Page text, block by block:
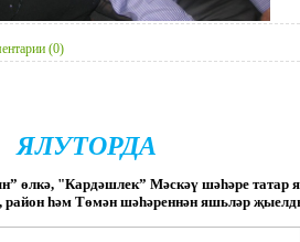
(0)
ЯЛУТОРДА
өлкә, "Кардәшлек” Мәскәү шәһәре татар
район һәм Төмән шәһәреннән яшьләр